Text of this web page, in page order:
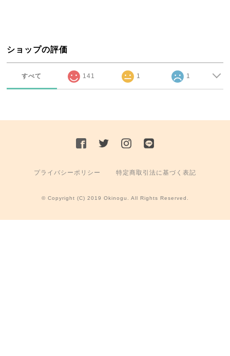
ショップの評価
すべて 141 1 1
プライバシーポリシー 特定商取引法に基づく表記
© Copyright (C) 2019 Okinogu. All Rights Reserved.